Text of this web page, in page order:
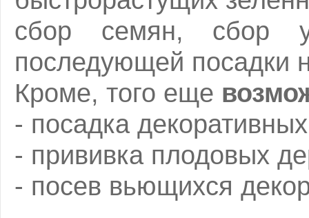
сбор семян, сбор
последующей посадки
Кроме, того еще
- посадка
- прививка плодовых
- посев вьющихся